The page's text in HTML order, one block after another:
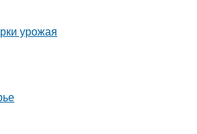
урожая